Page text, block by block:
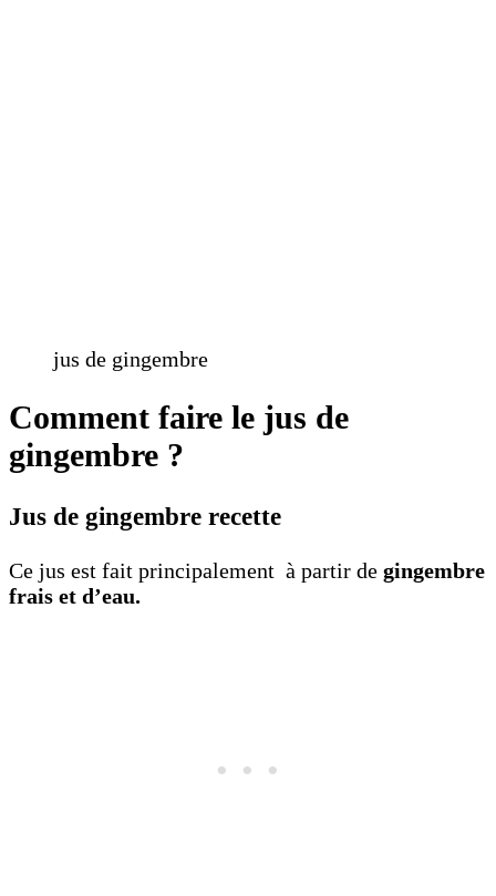
jus de gingembre
Comment faire le jus de
gingembre ?
Jus de gingembre recette
Ce jus est fait principalement à partir de gingembre
frais et d’eau.